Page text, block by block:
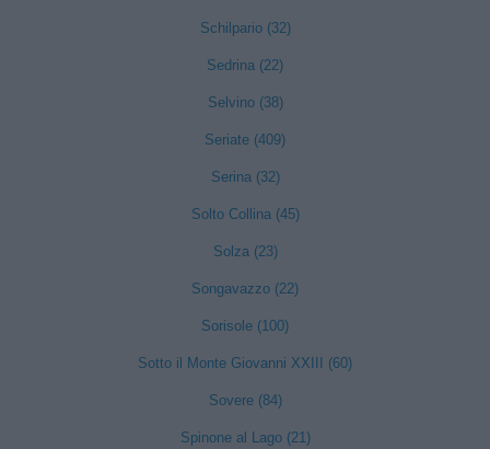
Schilpario (32)
Sedrina (22)
Selvino (38)
Seriate (409)
Serina (32)
Solto Collina (45)
Solza (23)
Songavazzo (22)
Sorisole (100)
Sotto il Monte Giovanni XXIII (60)
Sovere (84)
Spinone al Lago (21)